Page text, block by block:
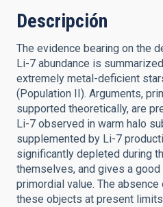
Descripción
The evidence bearing on the
Li-7 abundance is
extremely metal-deficient
(Population II). Arguments,
supported theoretically, are
Li-7 observed in warm halo
supplemented by Li-7
significantly depleted during
themselves, and gives a
primordial value. The
these objects at present